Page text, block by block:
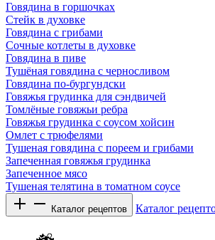
Говядина в горшочках
Стейк в духовке
Говядина с грибами
Сочные котлеты в духовке
Говядина в пиве
Тушёная говядина с черносливом
Говядина по-бургундски
Говяжья грудинка для сэндвичей
Томлёные говяжьи ребра
Говяжья грудинка с соусом хойсин
Омлет с трюфелями
Тушеная говядина с пореем и грибами
Запеченная говяжья грудинка
Запеченное мясо
Тушеная телятина в томатном соусе
Каталог рецептов Каталог